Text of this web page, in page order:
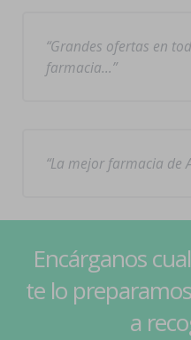
Grandes ofertas en
farmacia…
La mejor farmacia de
Encárganos
te lo
a